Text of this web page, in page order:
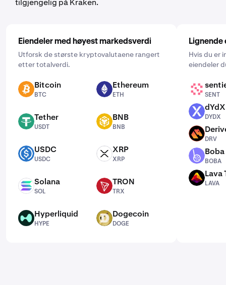
tilgjengelig på Kraken.
Eiendeler med høyest markedsverdi
Utforsk de største kryptovalutaene rangert
etter totalverdi.
BTC Bitcoin
BTC
ETH Ethereum
ETH
USDT Tether
USDT
BNB BNB
BNB
USDC USDC
USDC
XRP XRP
XRP
SOL Solana
SOL
TRX TRON
TRX
HYPE Hyperliquid
HYPE
DOGE Dogecoin
DOGE
Lignende
Hvis du er
eiendeler
SENT
SENT
DYDX dYdX
DYDX
DRV
DRV
BOBA
BOBA
LAVA Lava
LAVA